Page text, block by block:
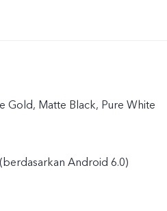
Gold, Matte Black, Pure White
Android 6.0)